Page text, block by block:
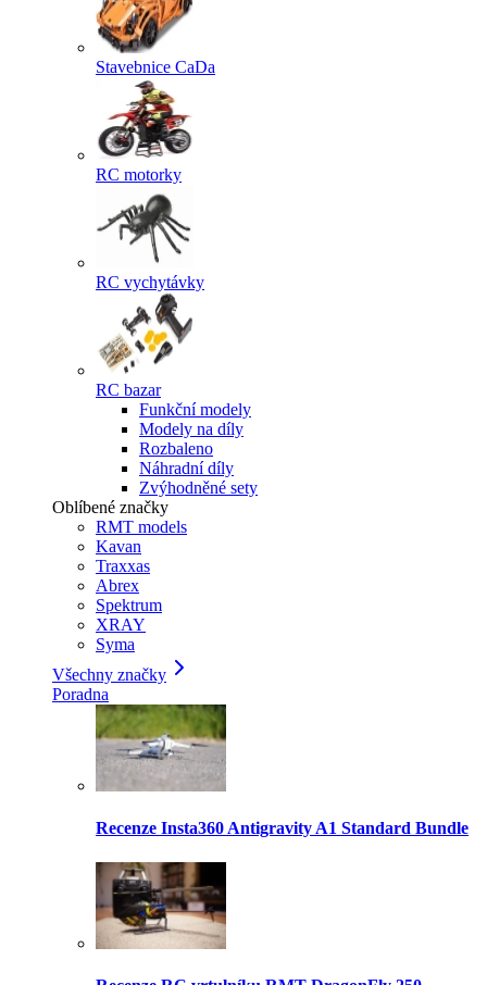
Stavebnice CaDa
RC motorky
RC vychytávky
RC bazar
Funkční modely
Modely na díly
Rozbaleno
Náhradní díly
Zvýhodněné sety
Oblíbené značky
RMT models
Kavan
Traxxas
Abrex
Spektrum
XRAY
Syma
Všechny značky
Poradna
Recenze Insta360 Antigravity A1 Standard Bundle